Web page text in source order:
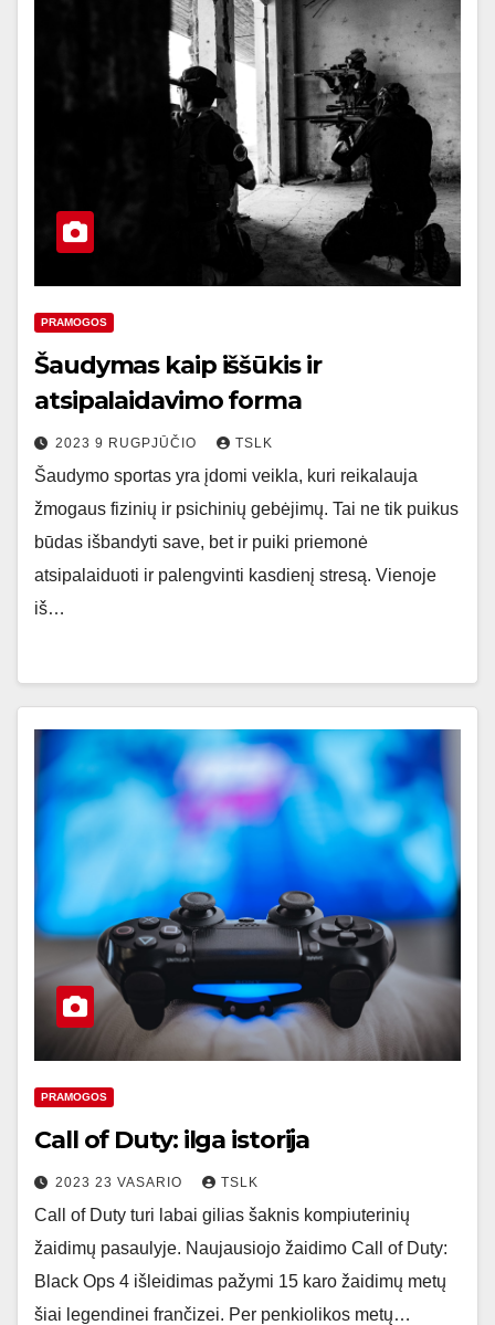
PRAMOGOS
Šaudymas kaip iššūkis ir
atsipalaidavimo forma
2023 9 RUGPJŪČIO TSLK
Šaudymo sportas yra įdomi veikla, kuri reikalauja
žmogaus fizinių ir psichinių gebėjimų. Tai ne tik puikus
būdas išbandyti save, bet ir puiki priemonė
atsipalaiduoti ir palengvinti kasdienį stresą. Vienoje
iš…
PRAMOGOS
Call of Duty: ilga istorija
2023 23 VASARIO TSLK
Call of Duty turi labai gilias šaknis kompiuterinių
žaidimų pasaulyje. Naujausiojo žaidimo Call of Duty:
Black Ops 4 išleidimas pažymi 15 karo žaidimų metų
šiai legendinei frančizei. Per penkiolikos metų…